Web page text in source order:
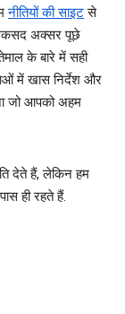
नीतियों की साइटसे
मकसद अक्सर पूछे
के बारे में सही
में खास निर्देश और
जो आपको अहम
देते हैं, लेकिन हम
ही रहते हैं.